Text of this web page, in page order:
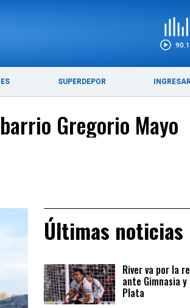
SUPERDEPOR
Gregorio Mayo
Últimas noticias
River va por la
ante Gimnasia y
Plata